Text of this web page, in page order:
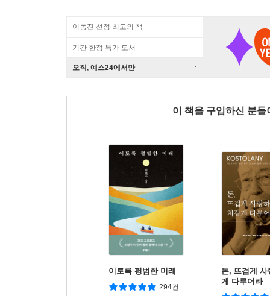
이동진 선정 최고의 책
기간 한정 특가 도서
오직, 예스24에서만
이 책을 구입하신 분
이토록 평범한 미래
294건
돈, 뜨겁게 사
게 다루어라